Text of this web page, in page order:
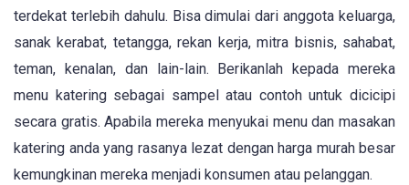
terdekat terlebih dahulu. Bisa dimulai dari anggota keluarga,
sanak kerabat, tetangga, rekan kerja, mitra bisnis, sahabat,
teman, kenalan, dan lain-lain. Berikanlah kepada mereka
menu katering sebagai sampel atau contoh untuk dicicipi
secara gratis. Apabila mereka menyukai menu dan masakan
katering anda yang rasanya lezat dengan harga murah besar
kemungkinan mereka menjadi konsumen atau pelanggan.